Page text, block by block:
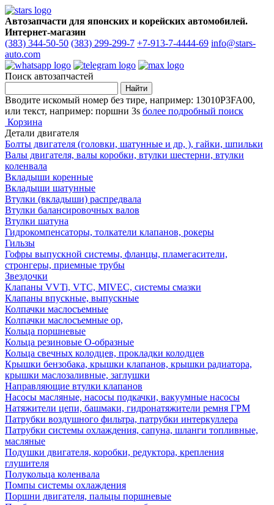
Автозапчасти для японских и корейских автомобилей.
Интернет-магазин
(383) 344-50-50 (383) 299-299-7 +7-913-7-4444-69 info@stars-
auto.com
Поиск автозапчастей
Вводите искомый номер без тире, например: 13010P3FA00,
или текст, например: поршни 3s более подробный поиск
Корзина
Детали двигателя
Болты двигателя (головки, шатунные и др, ), гайки, шпильки
Валы двигателя, валы коробки, втулки шестерни, втулки
коленвала
Вкладыши коренные
Вкладыши шатунные
Втулки (вкладыши) распредвала
Втулки балансировочных валов
Втулки шатуна
Гидрокомпенсаторы, толкатели клапанов, рокеры
Гильзы
Гофры выпускной системы, фланцы, пламегасители,
стронгеры, приемные трубы
Звездочки
Клапаны VVTi, VTC, MIVEC, системы смазки
Клапаны впускные, выпускные
Колпачки маслосъемные
Колпачки маслосъемные ор,
Кольца поршневые
Кольца резиновые О-образные
Кольца свечных колодцев, прокладки колодцев
Крышки бензобака, крышки клапанов, крышки радиатора,
крышки маслозаливные, заглушки
Направляющие втулки клапанов
Насосы масляные, насосы подкачки, вакуумные насосы
Натяжители цепи, башмаки, гидронатяжители ремня ГРМ
Патрубки воздушного фильтра, патрубки интеркуллера
Патрубки системы охлаждения, сапуна, шланги топливные,
масляные
Подушки двигателя, коробки, редуктора, крепления
глушителя
Полукольца коленвала
Помпы системы охлаждения
Поршни двигателя, пальцы поршневые